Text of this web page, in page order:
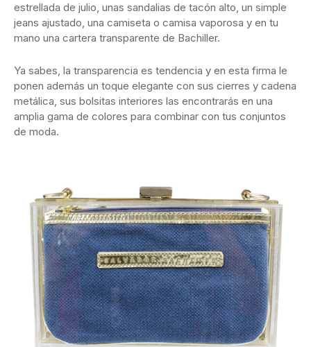
estrellada de julio, unas sandalias de tacón alto, un simple
jeans ajustado, una camiseta o camisa vaporosa y en tu
mano una cartera transparente de Bachiller.
Ya sabes, la transparencia es tendencia y en esta firma le
ponen además un toque elegante con sus cierres y cadena
metálica, sus bolsitas interiores las encontrarás en una
amplia gama de colores para combinar con tus conjuntos
de moda.